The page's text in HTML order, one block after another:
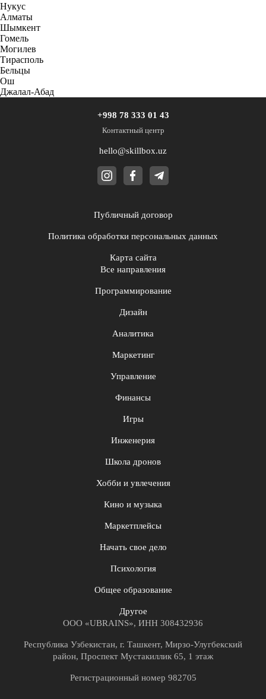
Нукус
Алматы
Шымкент
Гомель
Могилев
Тирасполь
Бельцы
Ош
Джалал-Абад
+998 78 333 01 43
Контактный центр
hello@skillbox.uz
Публичный договор
Политика обработки персональных данных
Карта сайта
Все направления
Программирование
Дизайн
Аналитика
Маркетинг
Управление
Финансы
Игры
Инженерия
Школа дронов
Хобби и увлечения
Кино и музыка
Маркетплейсы
Начать свое дело
Психология
Общее образование
Другое
ООО «UBRAINS», ИНН 308432936
Республика Узбекистан, г. Ташкент, Мирзо-Улугбекский
район, Проспект Мустакиллик 65, 1 этаж
Регистрационный номер 982705